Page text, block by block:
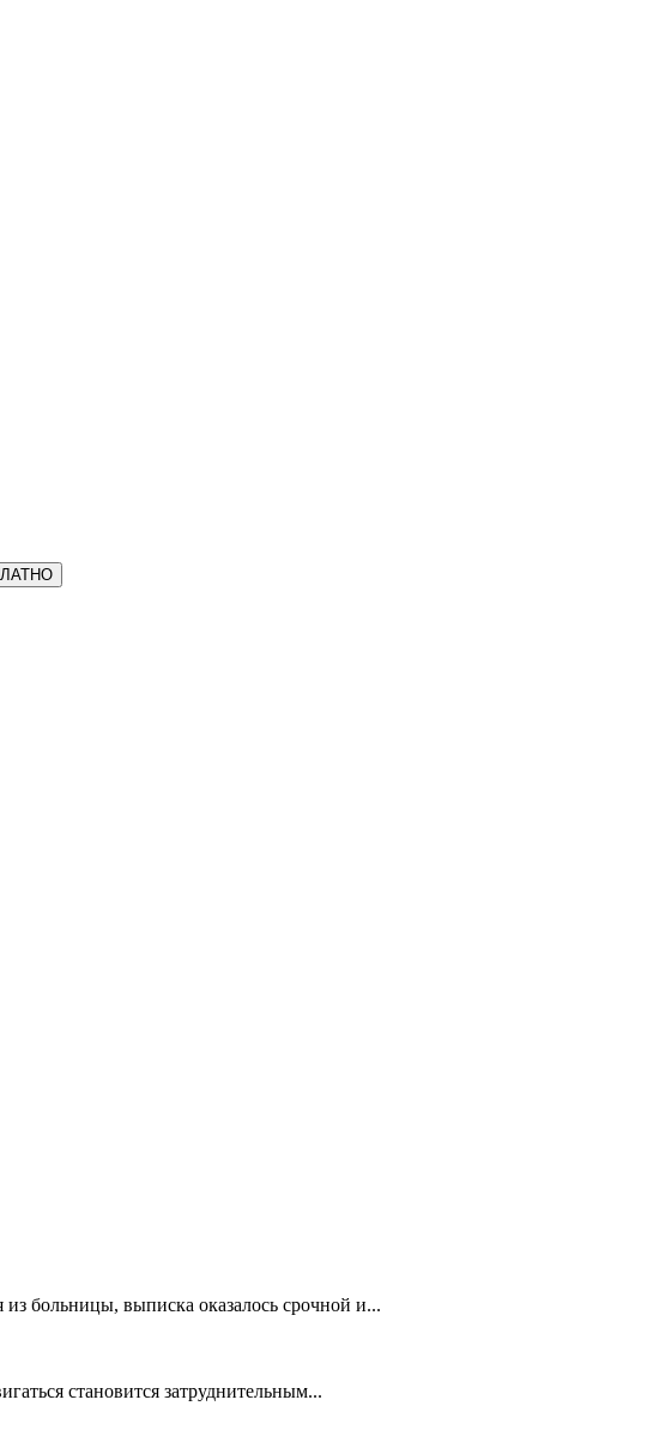
больницы, выписка оказалось срочной и...
становится затруднительным...